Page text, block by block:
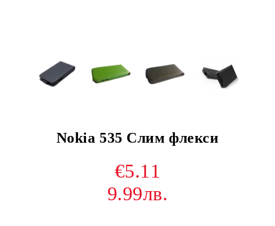
Nokia 535 Слим флекси
€5.11
9.99лв.